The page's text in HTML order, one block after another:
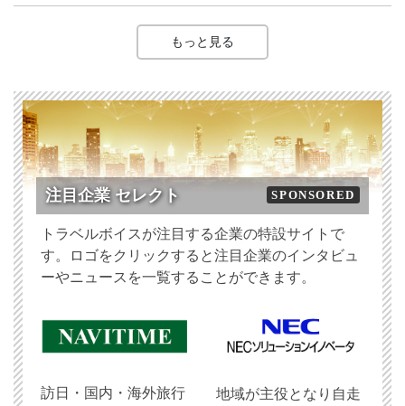
もっと見る
注目企業 セレクト SPONSORED
トラベルボイスが注目する企業の特設サイトで
す。ロゴをクリックすると注目企業のインタビュ
ーやニュースを一覧することができます。
訪日・国内・海外旅行
地域が主役となり自走